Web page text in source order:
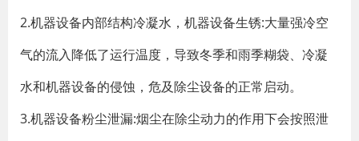
2.机器设备内部结构冷凝水，机器设备生锈:大量强冷空
气的流入降低了运行温度，导致冬季和雨季糊袋、冷凝
水和机器设备的侵蚀，危及除尘设备的正常启动。
3.机器设备粉尘泄漏:烟尘在除尘动力的作用下会按照泄